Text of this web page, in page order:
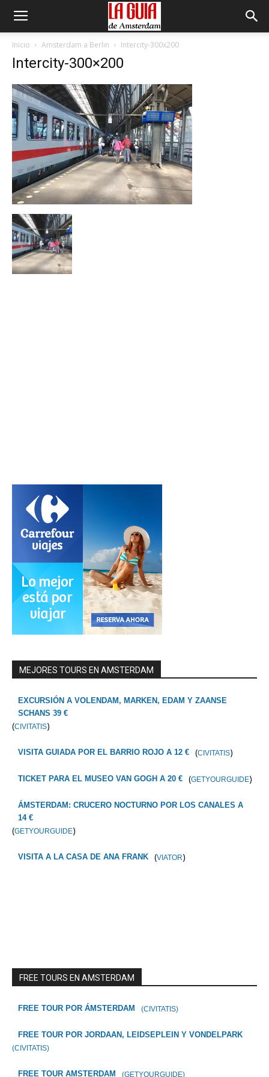
Inicio Amsterdam a Berlin Intercity-300x200
Intercity-300×200
MEJORES TOURS EN AMSTERDAM
EXCURSIÓN A VOLENDAM, MARKEN, EDAM Y ZAANSE
SCHANS 39 €
(CIVITATIS)
VISITA GUIADA POR EL BARRIO ROJO A 12 € (CIVITATIS)
TICKET PARA EL MUSEO VAN GOGH A 20 € (GETYOURGUIDE)
ÁMSTERDAM: CRUCERO NOCTURNO POR LOS CANALES A
14 €
(GETYOURGUIDE)
VISITA A LA CASA DE ANA FRANK (VIATOR)
FREE TOURS EN AMSTERDAM
FREE TOUR POR ÁMSTERDAM (CIVITATIS)
FREE TOUR POR JORDAAN, LEIDSEPLEIN Y VONDELPARK
(CIVITATIS)
FREE TOUR AMSTERDAM (GETYOURGUIDE)